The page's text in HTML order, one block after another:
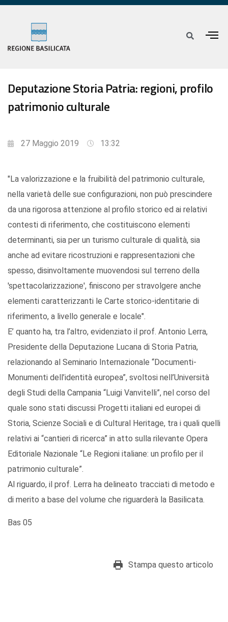
Deputazione Storia Patria: regioni, profilo
patrimonio culturale
27 Maggio 2019 13:32
"La valorizzazione e la fruibilità del patrimonio culturale,
nella varietà delle sue configurazioni, non può prescindere
da una rigorosa attenzione al profilo storico ed ai relativi
contesti di riferimento, che costituiscono elementi
determinanti, sia per un turismo culturale di qualità, sia
anche ad evitare ricostruzioni e rappresentazioni che
spesso, disinvoltamente muovendosi sul terreno della
'spettacolarizzazione', finiscono per stravolgere anche
elementi caratterizzanti le Carte storico-identitarie di
riferimento, a livello generale e locale".
E’ quanto ha, tra l’altro, evidenziato il prof. Antonio Lerra,
Presidente della Deputazione Lucana di Storia Patria,
relazionando al Seminario Internazionale “Documenti-
Monumenti dell’identità europea”, svoltosi nell’Università
degli Studi della Campania “Luigi Vanvitelli”, nel corso del
quale sono stati discussi Progetti italiani ed europei di
Storia, Scienze Sociali e di Cultural Heritage, tra i quali quelli
relativi ai “cantieri di ricerca” in atto sulla rilevante Opera
Editoriale Nazionale “Le Regioni italiane: un profilo per il
patrimonio culturale”.
Al riguardo, il prof. Lerra ha delineato tracciati di metodo e
di merito a base del volume che riguarderà la Basilicata.
Bas 05
Stampa questo articolo